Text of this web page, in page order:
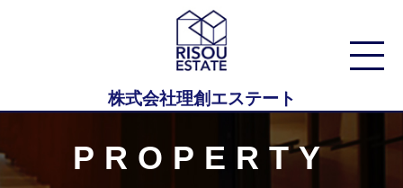
株式会社理創エステート
PROPERTY